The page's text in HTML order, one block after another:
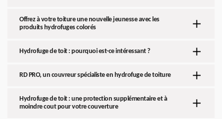
Offrez à votre toiture une nouvelle jeunesse avec les
produits hydrofuges colorés
Hydrofuge de toit : pourquoi est-ce intéressant ?
RD PRO, un couvreur spécialiste en hydrofuge de toiture
Hydrofuge de toit : une protection supplémentaire et à
moindre cout pour votre couverture